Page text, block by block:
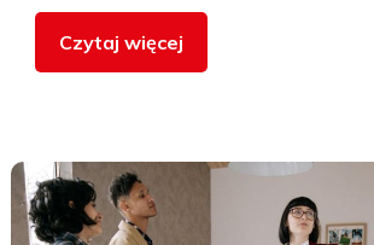
Czytaj więcej